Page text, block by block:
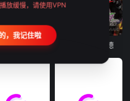
7集全
骑士 界外者 假面骑士歌查德
放缓慢，请使用VPN
，我记住啦